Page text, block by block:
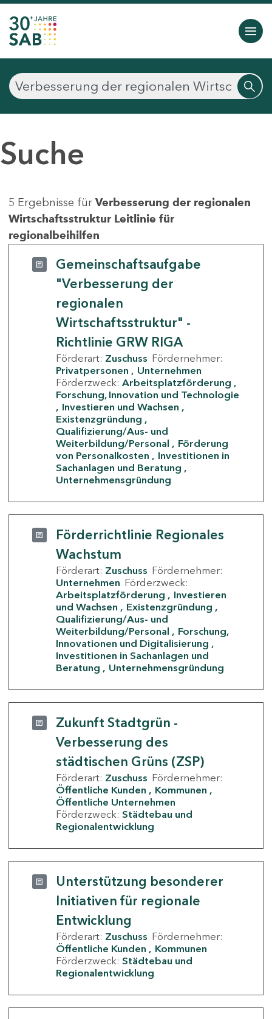
Suche
5 Ergebnisse für Verbesserung der regionalen
Wirtschaftsstruktur Leitlinie für
regionalbeihilfen
Gemeinschaftsaufgabe
"Verbesserung der
regionalen
Wirtschaftsstruktur" -
Richtlinie GRW RIGA
Förderart: Zuschuss Fördernehmer:
Privatpersonen
Unternehmen
Förderzweck: Arbeitsplatzförderung
Forschung, Innovation und Technologie
Investieren und Wachsen
Existenzgründung
Qualifizierung/Aus- und
Weiterbildung/Personal
Förderung
von Personalkosten
Investitionen in
Sachanlagen und Beratung
Unternehmensgründung
Förderrichtlinie Regionales
Wachstum
Förderart: Zuschuss Fördernehmer:
Unternehmen Förderzweck:
Arbeitsplatzförderung
Investieren
und Wachsen
Existenzgründung
Qualifizierung/Aus- und
Weiterbildung/Personal
Forschung,
Innovationen und Digitalisierung
Investitionen in Sachanlagen und
Beratung
Unternehmensgründung
Zukunft Stadtgrün -
Verbesserung des
städtischen Grüns (ZSP)
Förderart: Zuschuss Fördernehmer:
Öffentliche Kunden
Kommunen
Öffentliche Unternehmen
Förderzweck: Städtebau und
Regionalentwicklung
Unterstützung besonderer
Initiativen für regionale
Entwicklung
Förderart: Zuschuss Fördernehmer:
Öffentliche Kunden
Kommunen
Förderzweck: Städtebau und
Regionalentwicklung